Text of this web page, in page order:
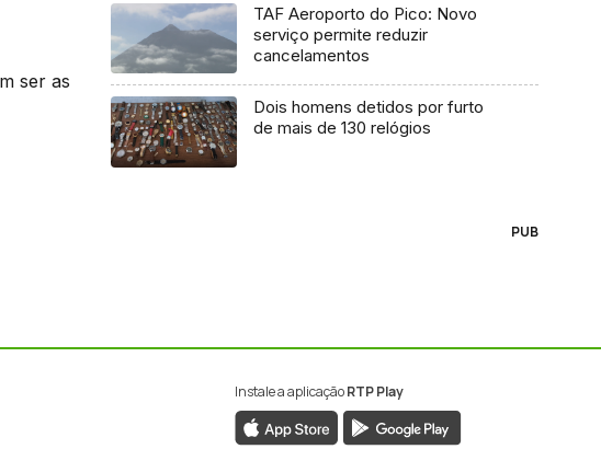
ser as
TAF Aeroporto do Pico: Novo
serviço permite reduzir
cancelamentos
Dois homens detidos por furto
de mais de 130 relógios
PUB
Instale a aplicaçãoRTP Play